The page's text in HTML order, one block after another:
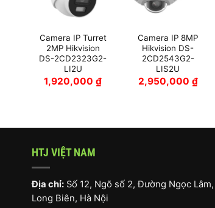
Camera IP Turret
2MP Hikvision
DS-2CD2323G2-
LI2U
1,920,000₫
Camera IP 8MP
Hikvision DS-
2CD2543G2-
LIS2U
2,950,000 ₫
HTJ VIỆT NAM
Địa chỉ: Số 12, Ngõ số 2, Đường Ngọc
Long Biên, Hà Nội